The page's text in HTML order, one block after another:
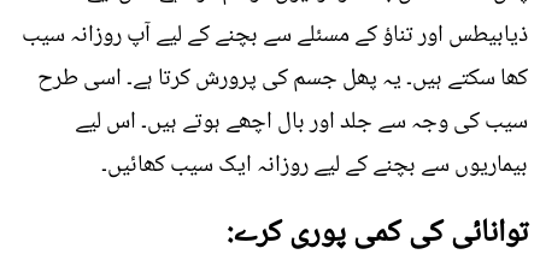
ذیابیطس اور تناؤ کے مسئلے سے بچنے کے لیے آپ روزانہ سیب
کھا سکتے ہیں۔ یہ پھل جسم کی پرورش کرتا ہے۔ اسی طرح
سیب کی وجہ سے جلد اور بال اچھے ہوتے ہیں۔ اس لیے
بیماریوں سے بچنے کے لیے روزانہ ایک سیب کھائیں۔
توانائی کی کمی پوری کرے: